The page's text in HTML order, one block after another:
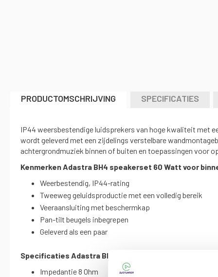
PRODUCTOMSCHRIJVING SPECIFICATIES
IP44 weersbestendige luidsprekers van hoge kwaliteit met
wordt geleverd met een zijdelings verstelbare
achtergrondmuziek binnen of buiten en toepassingen voor
KenmerkenAdastra BH4 speakerset 60 Watt voor
Weerbestendig, IP44-rating
Tweeweg geluidsproductie met een volledig bereik
Veeraansluiting met beschermkap
Pan-tilt beugels inbegrepen
Geleverd als een paar
Specificaties Adastra BH4 speakerset 60 Watt voor
Impedantie 8 Ohm